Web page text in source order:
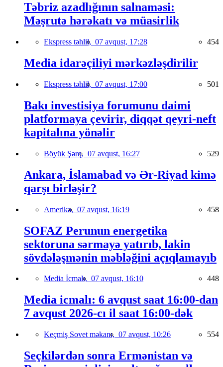
Təbriz azadlığının salnaməsi:
Məşrutə hərəkatı və müasirlik
Ekspress təhlil, 07 avqust, 17:28 454
Media idarəçiliyi mərkəzləşdirilir
Ekspress təhlil, 07 avqust, 17:00 501
Bakı investisiya forumunu daimi
platformaya çevirir, diqqət qeyri-neft
kapitalına yönəlir
Böyük Şərq, 07 avqust, 16:27 529
Ankara, İslamabad və Ər-Riyad kimə
qarşı birləşir?
Amerika, 07 avqust, 16:19 458
SOFAZ Perunun energetika
sektoruna sərmayə yatırıb, lakin
sövdələşmənin məbləğini açıqlamayıb
Media İcmalı, 07 avqust, 16:10 448
Media icmalı: 6 avqust saat 16:00-dan
7 avqust 2026-cı il saat 16:00-dək
Keçmiş Sovet məkanı, 07 avqust, 10:26 554
Seçkilərdən sonra Ermənistan və